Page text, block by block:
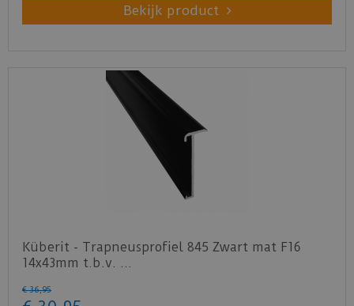
Bekijk product
Küberit - Trapneusprofiel 845 Zwart mat F16
14x43mm t.b.v. …
€ 36,95